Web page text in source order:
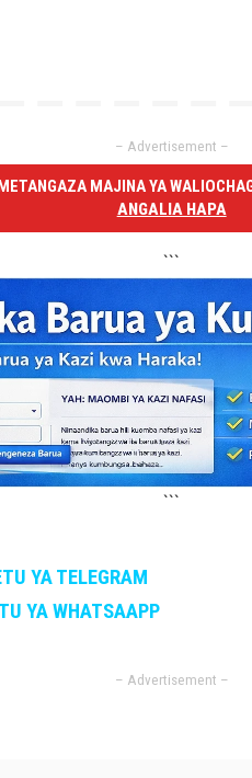
– Advertisement –
MAJINA YA
ANGALIA HAPA
```
```
YA TELEGRAM
YA WHATSAAPP
– Advertisement –